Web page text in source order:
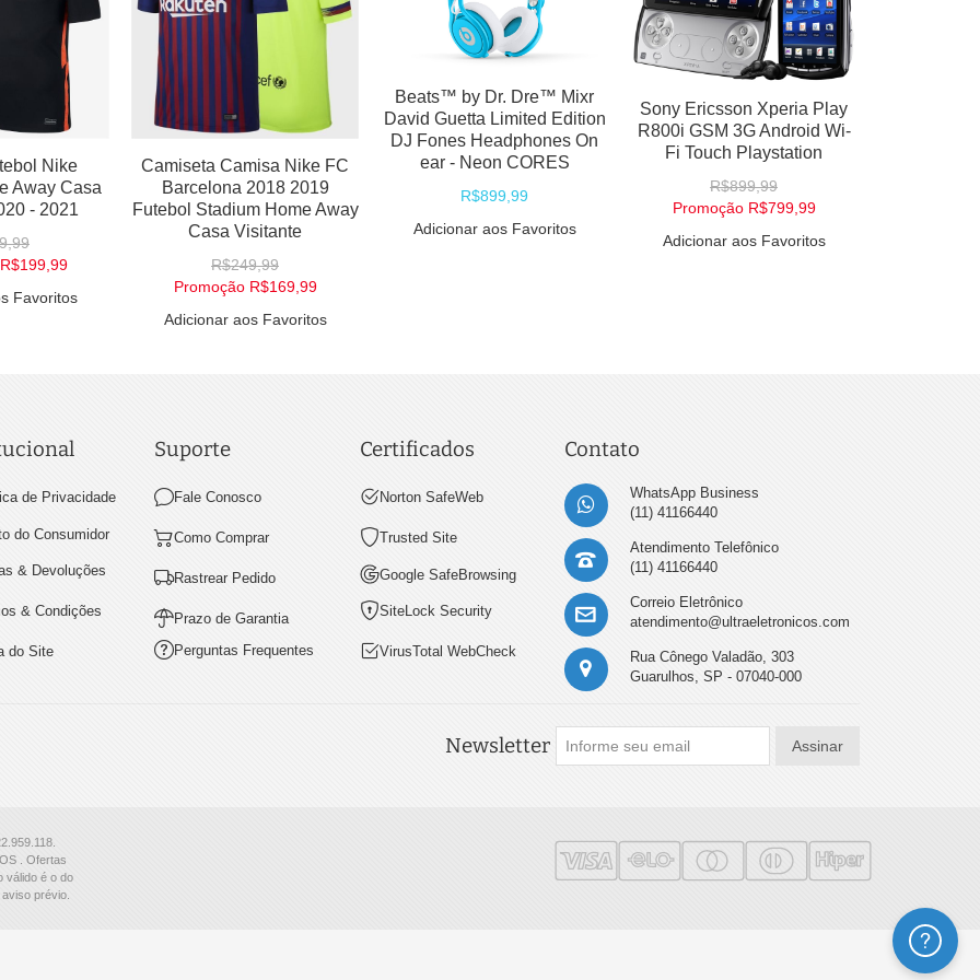
Ericsson Xperia Play
GSM 3G Android Wi-
R$899,99
R$799,99
aos Favoritos
Ziiiro Gravity Relógio
Minimalista Design
Futuristico - Varias cores
R$559,99
Adicionar aos Favoritos
Apple Watch SE (2ª
Geração) 40mm, Cor
Midnight, Alumínio,
MXEA3LL/A
R$2.299,97
Promoção R$1.369,99
Adicionar aos Favoritos
Bose QuietComfort Ultra
Wireless – Fones Bluetooth
5.3 com Spatial Audio e
Cancelamento de Ruído
R$3.229,99
Promoção R$2.799,99
de Privacidade
do Consumidor
& Devoluções
& Condições
do Site
Suporte
Fale Conosco
Como Comprar
Rastrear Pedido
Prazo de Garantia
Perguntas Frequentes
Certificados
Norton SafeWeb
Trusted Site
Google SafeBrowsing
SiteLock Security
VirusTotal WebCheck
Contato
WhatsApp Business
(11) 41166440
Atendimento Telefônico
(11) 41166440
Correio Eletrônico
atendimento@ultraeletronicos.com
Rua Cônego Valadão, 303
Guarulhos, SP - 07040-000
Newsletter Assinar
. Ofertas
válido é o do
prévio.
Ajuda